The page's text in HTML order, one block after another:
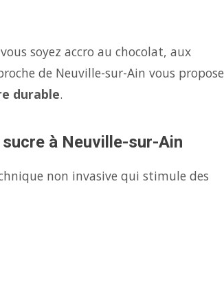
soyez accro au chocolat, aux
de Neuville-sur-Ain vous propose
durable.
à Neuville-sur-Ain
non invasive qui stimule des